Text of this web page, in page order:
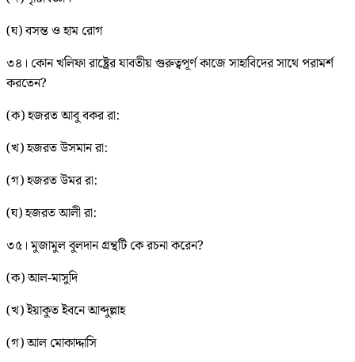
(ঘ) বসন্ত ও হাম রোগ
৩৪। কোন খলিফা রাষ্ট্রের যাবতীয় গুরুত্বপূর্ণ কাজে সাহাবিদের সাথে পরামর্শ
করতেন?
(ক) হজরত আবু বকর রা:
(খ) হজরত উসমান রা:
(গ) হজরত উমর রা:
(ঘ) হজরত আলী রা:
৩৫। মুজামুল বুলদান গ্রন্থটি কে রচনা করেন?
(ক) আল-মাসুদি
(খ) ইয়াকুত ইবনে আব্দুল্লাহ
(গ) আল মোকাদ্দাসি